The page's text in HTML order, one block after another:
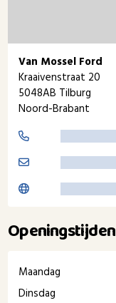
Van Mossel Ford
Kraaivenstraat 20
5048AB Tilburg
Noord-Brabant
Openingstijden
Maandag
Dinsdag